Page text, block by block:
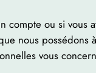
compte ou si vous
nous possédons
vous